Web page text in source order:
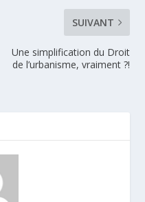
SUIVANT
Une simplification du Droit
de l’urbanisme, vraiment ?!